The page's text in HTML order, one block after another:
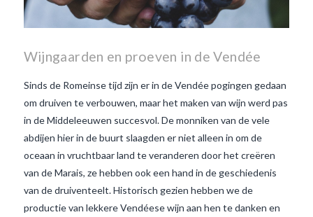
Wijngaarden en proeven in de Vendée
Sinds de Romeinse tijd zijn er in de Vendée pogingen gedaan
om druiven te verbouwen, maar het maken van wijn werd pas
in de Middeleeuwen succesvol. De monniken van de vele
abdijen hier in de buurt slaagden er niet alleen in om de
oceaan in vruchtbaar land te veranderen door het creëren
van de Marais, ze hebben ook een hand in de geschiedenis
van de druiventeelt. Historisch gezien hebben we de
productie van lekkere Vendéese wijn aan hen te danken en